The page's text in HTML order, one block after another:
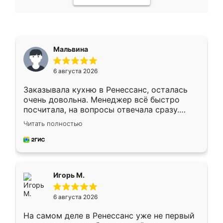
Мальвина
6 августа 2026
Заказывала кухню в Ренессанс, осталась
очень довольна. Менеджер всё быстро
посчитала, на вопросы отвечала сразу.
Замерщик приехал в субботу, подошёл к
делу со всей ответственностью. Собрали
за день, ребята работали аккуратно, даже
Читать полностью
Игорь М.
6 августа 2026
На самом деле в Ренессанс уже не первый